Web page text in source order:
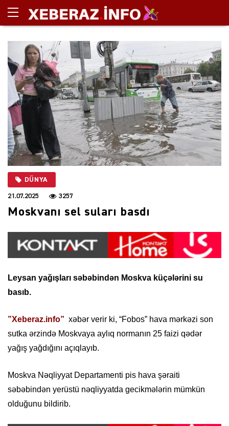
DÜNYA
21.07.2025 3257
Moskvanı sel suları basdı
Leysan yağışları səbəbindən Moskva küçələrini su
basıb.
”Xeberaz.info” xəbər verir ki, “Fobos” hava mərkəzi son
sutka ərzində Moskvaya aylıq normanın 25 faizi qədər
yağış yağdığını açıqlayıb.
Moskva Nəqliyyat Departamenti pis hava şəraiti
səbəbindən yerüstü nəqliyyatda gecikmələrin mümkün
olduğunu bildirib.